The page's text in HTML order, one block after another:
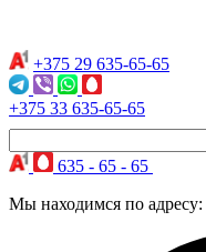
+375 29 635-65-65
+375 33 635-65-65
635 - 65 - 65
Мы находимся по адресу: